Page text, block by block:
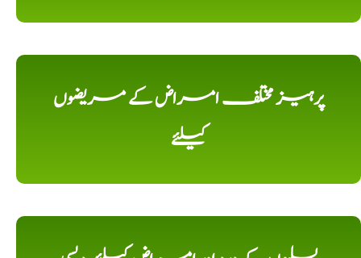
پرہیز مختلف امراض کے مریضوں
کیلئے